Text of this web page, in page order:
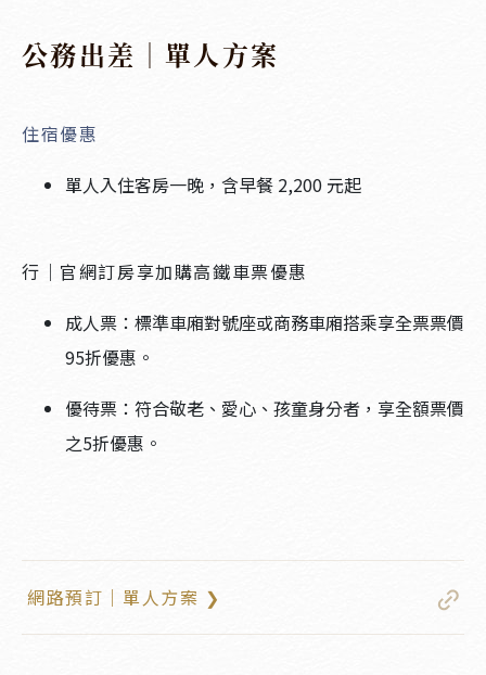
公務出差｜單人方案
住宿優惠
單人入住客房一晚，含早餐 2,200 元起
行｜官網訂房享加購高鐵車票優惠
成人票：標準車廂對號座或商務車廂搭乘享全票票價
95折優惠。
優待票：符合敬老、愛心、孩童身分者，享全額票價
之5折優惠。
網路預訂｜單人方案 ❯